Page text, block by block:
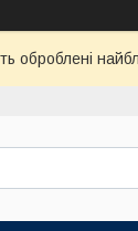
оброблені